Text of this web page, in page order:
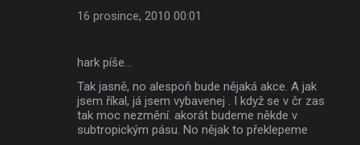
16 prosince, 2010 00:01
hark píše…
Tak jasně, no alespoň bude nějaká akce. A jak
jsem říkal, já jsem vybavenej . I když se v čr zas
tak moc nezmění. akorát budeme někde v
subtropickým pásu. No nějak to překlepeme